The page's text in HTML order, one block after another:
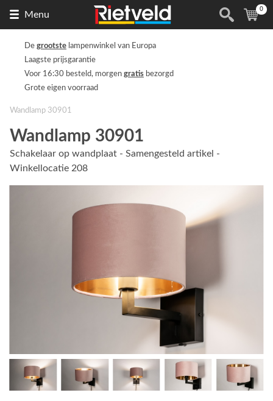
Menu
de
(
0
De grootste lampenwinkel van Europa
Laagste prijsgarantie
Voor 16:30 besteld, morgen gratis bezorgd
Grote eigen voorraad
Wandlamp 30901
Wandlamp 30901
Schakelaar op wandplaat - Samengesteld artikel -
Winkellocatie 208